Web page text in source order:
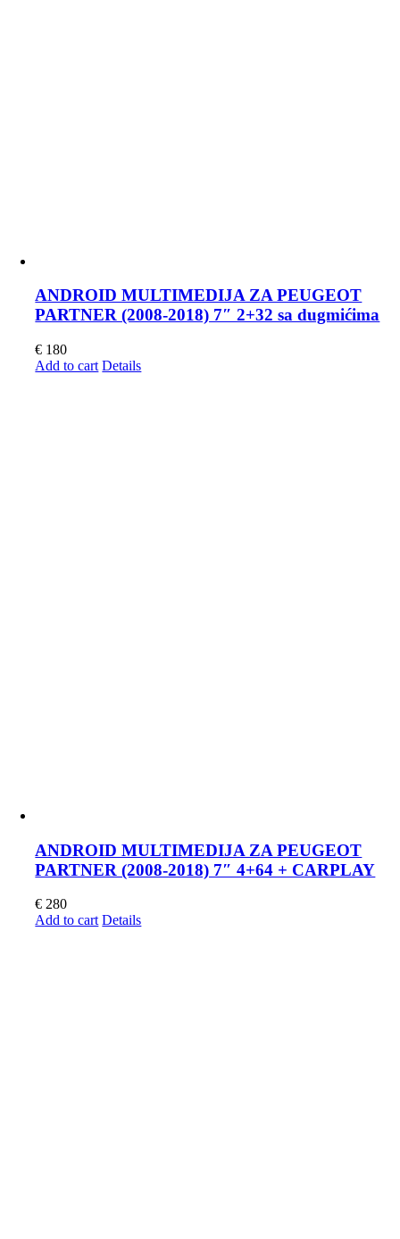
ANDROID MULTIMEDIJA ZA PEUGEOT
PARTNER (2008-2018) 7″ 2+32 sa dugmićima
€ 180
Add to cart Details
ANDROID MULTIMEDIJA ZA PEUGEOT
PARTNER (2008-2018) 7″ 4+64 + CARPLAY
€ 280
Add to cart Details